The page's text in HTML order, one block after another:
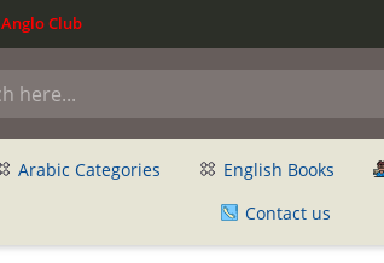
Anglo Club
Arabic Categories English Books
Contact us